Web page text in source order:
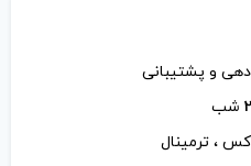
و پشتیبانی
شب
، ترمینال